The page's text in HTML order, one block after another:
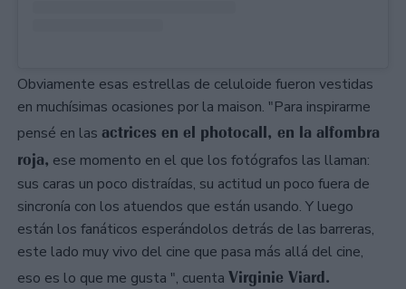
Obviamente esas estrellas de celuloide fueron vestidas
en muchísimas ocasiones por la maison. "Para inspirarme
pensé en las actrices en el photocall, en la alfombra
roja, ese momento en el que los fotógrafos las llaman:
sus caras un poco distraídas, su actitud un poco fuera de
sincronía con los atuendos que están usando. Y luego
están los fanáticos esperándolos detrás de las barreras,
este lado muy vivo del cine que pasa más allá del cine,
eso es lo que me gusta ", cuenta Virginie Viard.